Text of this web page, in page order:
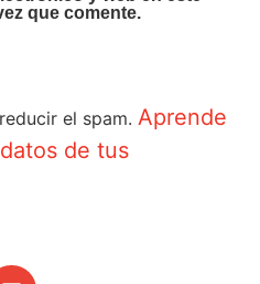
que comente.
el spam. Aprende
de tus